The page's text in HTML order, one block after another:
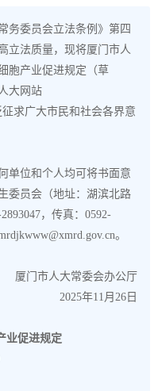
务委员会立法条例》第四
立法质量，现将厦门市人
胞产业促进规定（草
大网站
征求广大市民和社会各界意
位和个人均可将书面意
委员会（地址：湖滨北路
，传真：0592-
。
厦门市人大常委会办公厅
2025年11月26日
业促进规定